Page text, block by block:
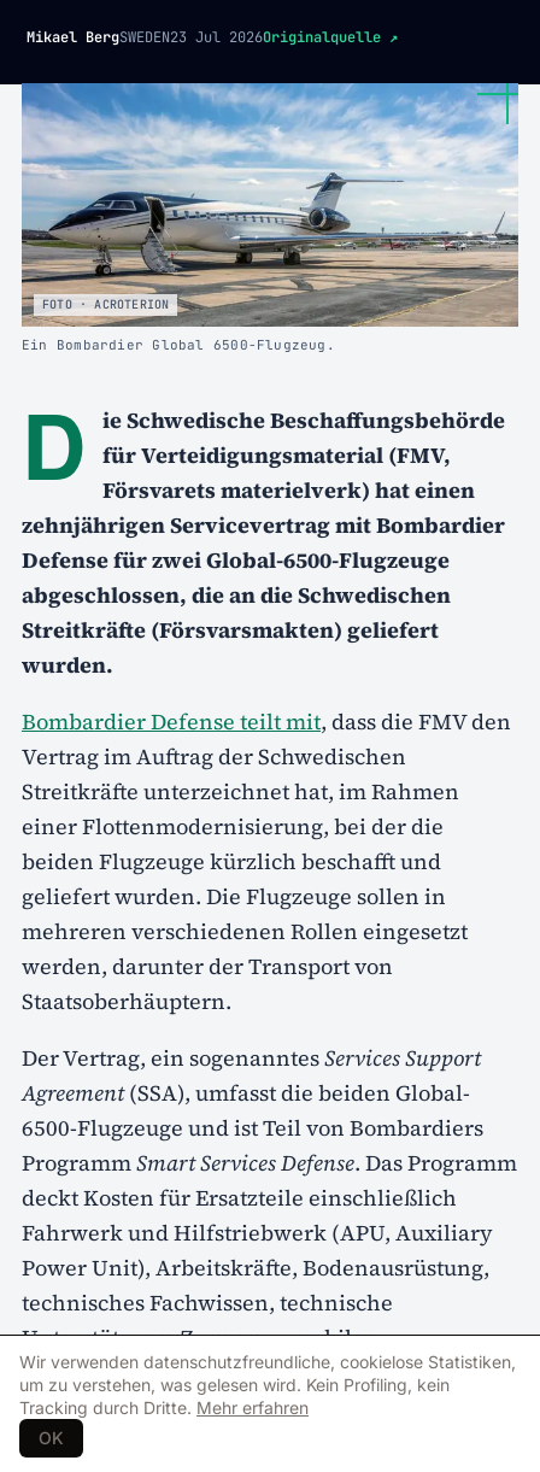
Mikael BergSWEDEN23 Jul 2026Originalquelle ↗
FOTO · ACROTERION
Ein Bombardier Global 6500-Flugzeug.
D
ie Schwedische Beschaffungsbehörde
für Verteidigungsmaterial (FMV,
Försvarets materielverk) hat einen
zehnjährigen Servicevertrag mit Bombardier
Defense für zwei Global-6500-Flugzeuge
abgeschlossen, die an die Schwedischen
Streitkräfte (Försvarsmakten) geliefert
wurden.
Bombardier Defense teilt mit, dass die FMV den
Vertrag im Auftrag der Schwedischen
Streitkräfte unterzeichnet hat, im Rahmen
einer Flottenmodernisierung, bei der die
beiden Flugzeuge kürzlich beschafft und
geliefert wurden. Die Flugzeuge sollen in
mehreren verschiedenen Rollen eingesetzt
werden, darunter der Transport von
Staatsoberhäuptern.
Der Vertrag, ein sogenanntesServices Support
Agreement(SSA), umfasst die beiden Global-
6500-Flugzeuge und ist Teil von Bombardiers
ProgrammSmart Services Defense. Das Programm
deckt Kosten für Ersatzteile einschließlich
Fahrwerk und Hilfstriebwerk (APU, Auxiliary
Power Unit), Arbeitskräfte, Bodenausrüstung,
technisches Fachwissen, technische
Unterstützung, Zugang zu mobilen
Einsatzteams sowie Frachtkosten ab. Der
Vertrag verschafft den Schwedischen
Streitkräften Zugang zu Bombardiers rund um
Wir verwenden datenschutzfreundliche, cookielose Statistiken,
um zu verstehen, was gelesen wird. Kein Profiling, kein
Tracking durch Dritte. Mehr erfahren
OK